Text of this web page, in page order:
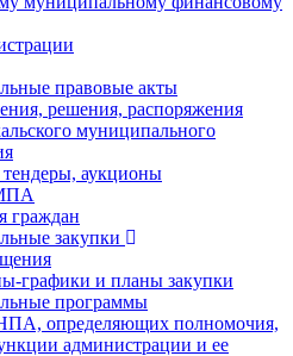
правовые акты
решения, распоряжения
муниципального
аукционы
граждан
закупки
графики и планы закупки
программы
определяющих полномочия,
администрации и ее